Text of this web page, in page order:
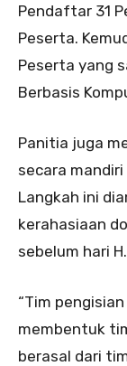
Pendaftar 31
Peserta.
Peserta yang
Berbasis
Panitia juga
secara
Langkah ini
kerahasiaan
sebelum hari H.
“Tim
membentuk
berasal dari